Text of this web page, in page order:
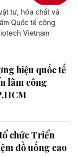
tư, hóa chất và
Quốc tế công
Vietnam
hiệu quốc tế
lãm công
chức Triển
đồ uống cao